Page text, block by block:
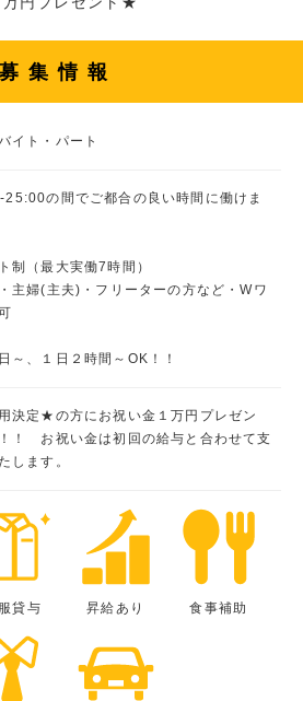
募集情報
イト・パート
の間でご都合の良い時間に働けま
制（最大実働7時間）
主婦(主夫)・フリーターの方など・Wワ
～、１日２時間～OK！！
決定★の方にお祝い金１万円プレゼン
！ お祝い金は初回の給与と合わせて支
します。
貸与 昇給あり 食事補助